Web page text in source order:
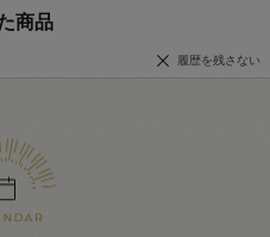
商品
履歴を残さない